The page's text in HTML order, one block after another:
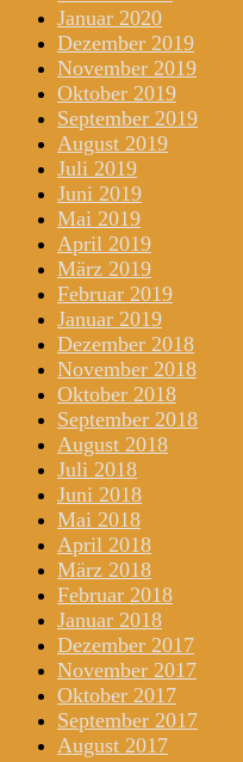
Januar 2020
Dezember 2019
November 2019
Oktober 2019
September 2019
August 2019
Juli 2019
Juni 2019
Mai 2019
April 2019
März 2019
Februar 2019
Januar 2019
Dezember 2018
November 2018
Oktober 2018
September 2018
August 2018
Juli 2018
Juni 2018
Mai 2018
April 2018
März 2018
Februar 2018
Januar 2018
Dezember 2017
November 2017
Oktober 2017
September 2017
August 2017